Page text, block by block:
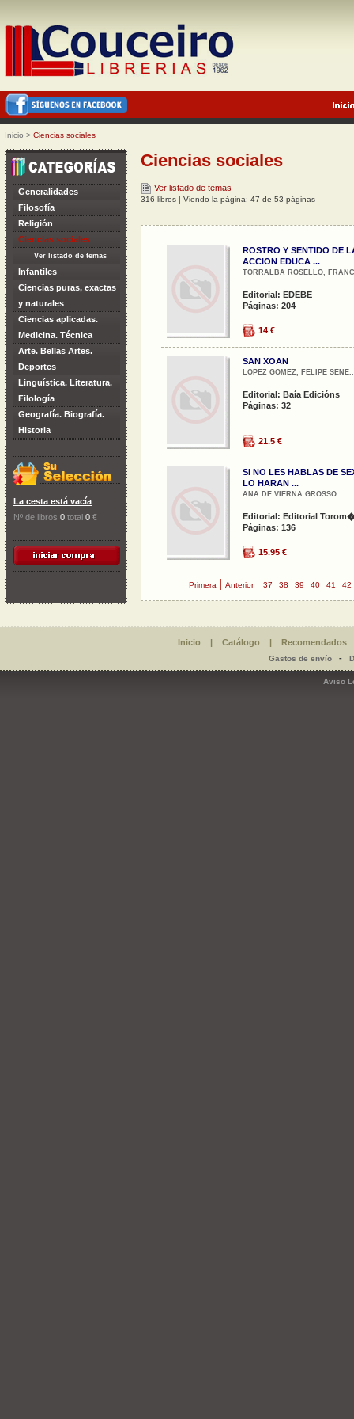
Inicio > Ciencias sociales
Generalidades
Filosofía
Religión
Ciencias sociales
Ver listado de temas
Infantiles
Ciencias puras, exactas
y naturales
Ciencias aplicadas.
Medicina. Técnica
Arte. Bellas Artes.
Deportes
Linguística. Literatura.
Filología
Geografía. Biografía.
Historia
La cesta está vacía
Nº de libros 0 total 0 €
Ciencias sociales
Ver listado de temas
316 libros | Viendo la página: 47 de 53 páginas
ROSTRO Y SENTIDO DE
ACCION EDUCA ...
TORRALBA ROSELLO,
Editorial: EDEBE
Páginas: 204
14 €
SAN XOAN
LOPEZ GOMEZ, FELIPE
Editorial: Baía Edicións
Páginas: 32
21.5 €
SI NO LES HABLAS DE
LO HARAN ...
ANA DE VIERNA GROSSO
Editorial: Editorial
Páginas: 136
15.95 €
Primera | Anterior 37 38 39 40 41 42
Inicio | Catálogo | Recomendados
Gastos de envío-
Aviso